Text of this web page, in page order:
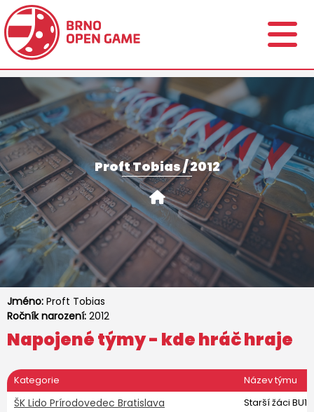
Proft Tobias / 2012
Jméno: Proft Tobias
Ročník narození: 2012
Napojené týmy - kde hráč hraje
Kategorie Název týmu
ŠK Lido Prírodovedec Bratislava Starší žáci BU15